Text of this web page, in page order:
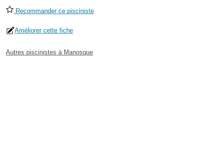
Recommander ce pisciniste
Améliorer cette fiche
Autres piscinistes à Manosque